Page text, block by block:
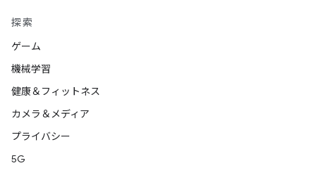
探索
ゲーム
機械学習
健康＆フィットネス
カメラ＆メディア
プライバシー
5G